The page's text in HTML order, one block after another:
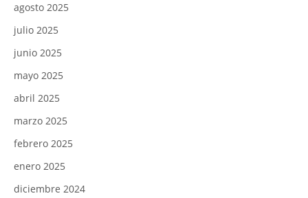
agosto 2025
julio 2025
junio 2025
mayo 2025
abril 2025
marzo 2025
febrero 2025
enero 2025
diciembre 2024